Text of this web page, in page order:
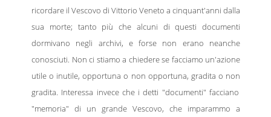
ricordare il Vescovo di Vittorio Veneto a cinquant'anni dalla
sua morte; tanto più che alcuni di questi documenti
dormivano negli archivi, e forse non erano neanche
conosciuti. Non ci stiamo a chiedere se facciamo un'azione
utile o inutile, opportuna o non opportuna, gradita o non
gradita. Interessa invece che i detti "documenti" faccia­no
"memoria" di un grande Vescovo, che imparammo a